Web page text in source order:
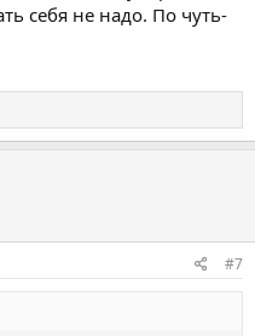
себя не надо. По чуть-
#7